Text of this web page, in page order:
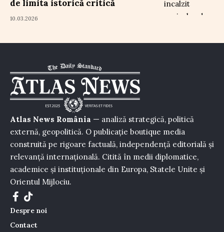
de limita istorică critică
10.03.2026
Atlas News România — analiză strategică, politică
externă, geopolitică. O publicație boutique media
construită pe rigoare factuală, independență editorială și
relevanță internațională. Citită în medii diplomatice,
academice și instituționale din Europa, Statele Unite și
Orientul Mijlociu.
Despre noi
Contact